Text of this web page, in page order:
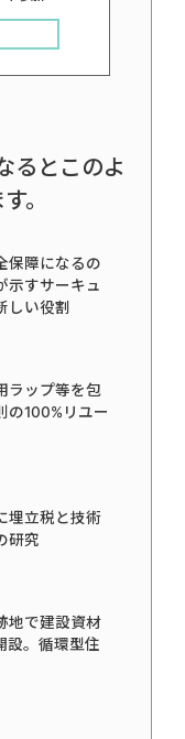
るとこのよ
。
保障になるの
示すサーキュ
しい役割
ラップ等を包
の100%リユー
埋立税と技術
研究
地で建設資材
設。循環型住